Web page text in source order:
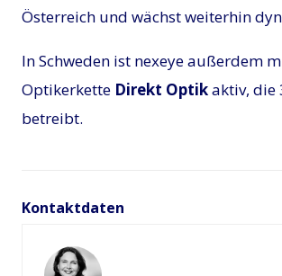
Österreich und wächst weiterhin
In Schweden ist nexeye außerdem
Optikerkette Direkt Optikaktiv, die
betreibt.
Kontaktdaten